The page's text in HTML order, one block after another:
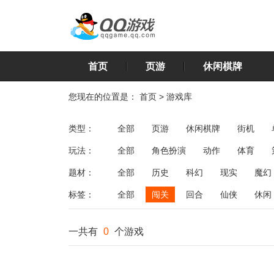
首页 页游 休闲棋牌
您现在的位置是： 首页 > 游戏库
类型： 全部 页游 休闲棋牌 街机
玩法： 全部 角色扮演 动作 体育
飞行
恋爱 第三人称射击 棋类
题材： 全部 历史 科幻 现实 魔幻
标签： 全部 闯关 回合 仙侠 休闲
一共有 0 个游戏